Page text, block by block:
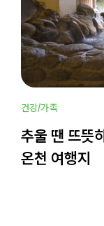
건강/가족
추울 땐 뜨뜻
온천 여행지